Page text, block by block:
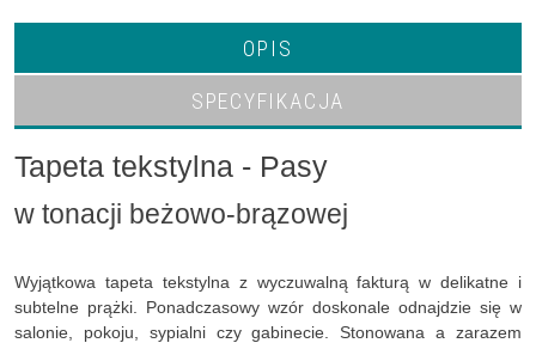
OPIS
SPECYFIKACJA
Tapeta tekstylna - Pasy
w tonacji beżowo-brązowej
Wyjątkowa tapeta tekstylna z wyczuwalną fakturą w delikatne i
subtelne prążki. Ponadczasowy wzór doskonale odnajdzie się w
salonie, pokoju, sypialni czy gabinecie. Stonowana a zarazem